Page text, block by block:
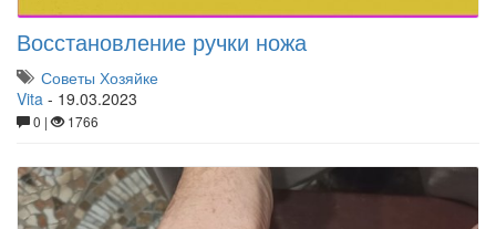
Восстановление ручки ножа
Советы Хозяйке
Vita - 19.03.2023
0 | 1766